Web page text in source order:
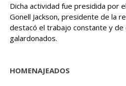
Dicha actividad fue presidida por
Gonell Jackson, presidente de la
destacó el trabajo constante y
galardonados.
HOMENAJEADOS